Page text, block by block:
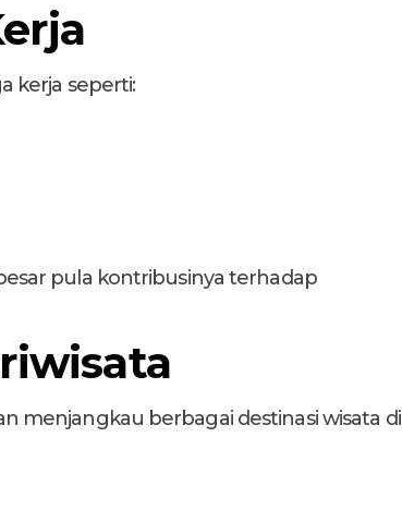
kerja seperti:
pula kontribusinya terhadap
menjangkau berbagai destinasi wisata di